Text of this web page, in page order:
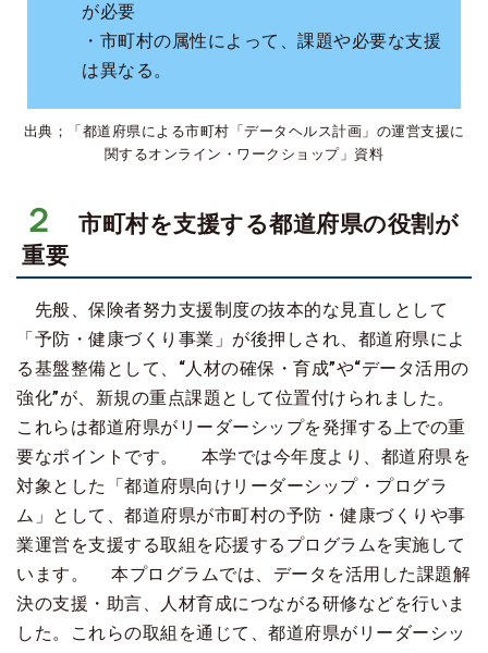
が必要
・市町村の属性によって、課題や必要な支援
は異なる。
出典；「都道府県による市町村「データヘルス計画」の運営支援に
関するオンライン・ワークショップ」資料
２
市町村を支援する都道府県の役割が
重要
先般、保険者努力支援制度の抜本的な見直しとして
「予防・健康づくり事業」が後押しされ、都道府県によ
る基盤整備として、“人材の確保・育成”や“データ活用の
強化”が、新規の重点課題として位置付けられました。
これらは都道府県がリーダーシップを発揮する上での重
要なポイントです。 本学では今年度より、都道府県を
対象とした「都道府県向けリーダーシップ・プログラ
ム」として、都道府県が市町村の予防・健康づくりや事
業運営を支援する取組を応援するプログラムを実施して
います。 本プログラムでは、データを活用した課題解
決の支援・助言、人材育成につながる研修などを行いま
した。これらの取組を通じて、都道府県がリーダーシッ